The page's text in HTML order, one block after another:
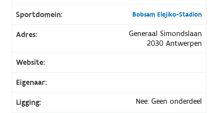
Sportdomein: Bobsam Elejiko-Stadion
Adres:
Generaal Simondslaan
2030 Antwerpen
Website:
Eigenaar:
Ligging: Nee: Geen onderdeel